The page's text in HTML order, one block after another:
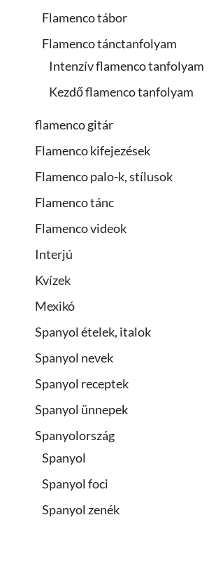
Flamenco tábor
Flamenco tánctanfolyam
Intenzív flamenco tanfolyam
Kezdő flamenco tanfolyam
flamenco gitár
Flamenco kifejezések
Flamenco palo-k, stílusok
Flamenco tánc
Flamenco videok
Interjú
Kvízek
Mexikó
Spanyol ételek, italok
Spanyol nevek
Spanyol receptek
Spanyol ünnepek
Spanyolország
Spanyol
Spanyol foci
Spanyol zenék